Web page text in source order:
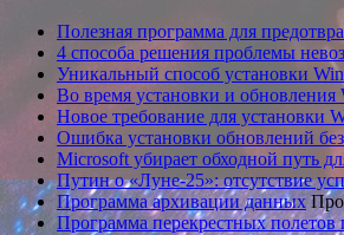
Полезная программа для
4 способа решения проблемы
Уникальный способ установки
Во время установки и
Новое требование для установки
Ошибка установки обновлений
Microsoft убирает обходной путь
Путин о «Луне-25»: отсутствие
Программа архивации данных
Программа перекрестных полетов